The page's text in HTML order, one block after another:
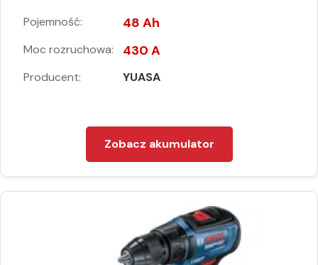
Pojemność: 48 Ah
Moc rozruchowa: 430 A
Producent: YUASA
Zobacz akumulator